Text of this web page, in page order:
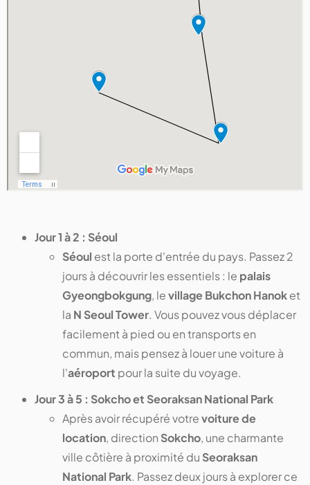
Jour 1 à 2 : Séoul
Séoul est la porte d'entrée du pays. Passez 2
jours à découvrir les essentiels : le palais
Gyeongbokgung, levillage Bukchon Hanoket
la N Seoul Tower. Vous pouvez vous déplacer
facilement à pied ou en transports en
commun, mais pensez à louer une voiture à
l'aéroport pour la suite du voyage.
Jour 3 à 5 : Sokcho et Seoraksan National Park
Après avoir récupéré votrevoiture de
location, direction Sokcho, une charmante
ville côtière à proximité du Seoraksan
National Park. Passez deux jours à explorer ce